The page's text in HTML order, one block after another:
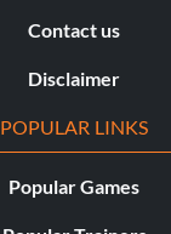
Contact us
Disclaimer
POPULAR LINKS
Popular Games